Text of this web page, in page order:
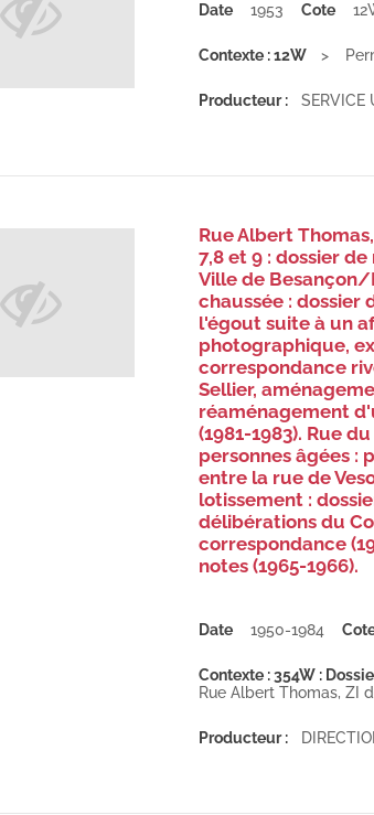
Date 1953 Cote
Contexte : 12W
Producteur : SERVICE
Rue Albert
7,8 et 9 : dossier
Ville de Besançon/
chaussée : dossier
l'égout suite à un
photographique,
correspondance
Sellier,
réaménagement
(1981-1983). Rue
personnes âgées :
entre la rue de
lotissement :
délibérations du
correspondance
notes (1965-1966).
Date 1950-1984
Contexte : 354W :
Rue Albert Thomas, ZI
Producteur :